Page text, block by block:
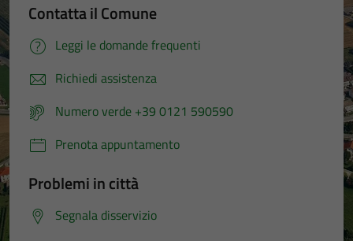
Contatta il Comune
Leggi le domande frequenti
Richiedi assistenza
Numero verde +39 0121 590590
Prenota appuntamento
Problemi in città
Segnala disservizio